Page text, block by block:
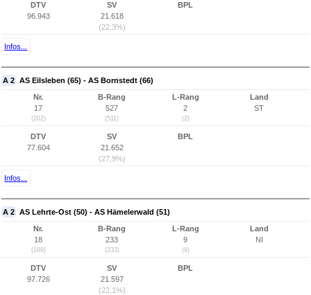
DTV
96.943
SV
21.618
(22,3%)
BPL
Infos...
A 2 AS Eilsleben (65) - AS Bornstedt (66)
Nr.
17
(202)
B-Rang
527
(511)
L-Rang
2
(2)
Land
ST
DTV
77.604
SV
21.652
(27,9%)
BPL
Infos...
A 2 AS Lehrte-Ost (50) - AS Hämelerwald (51)
Nr.
18
(189)
B-Rang
233
(233)
L-Rang
9
(9)
Land
NI
DTV
97.726
SV
21.597
(22,1%)
BPL